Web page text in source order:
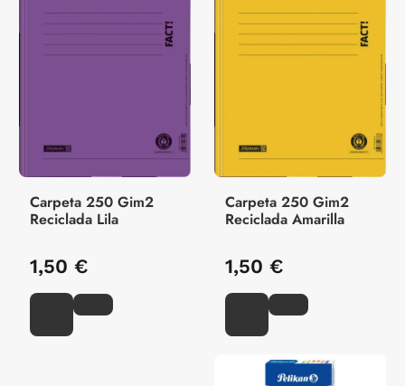
Carpeta 250 Gim2
Reciclada Lila
1,50 €
Carpeta 250 Gim2
Reciclada Amarilla
1,50 €